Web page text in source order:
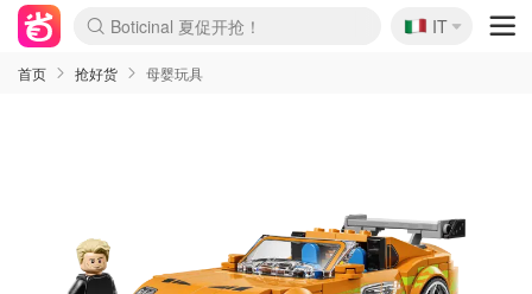
4折！lulu周四疯狂上新
速领！Stanley独家85折
Zalando 奥莱闪促！每日更新
🇮🇹
IT
首页 抢好货 母婴玩具